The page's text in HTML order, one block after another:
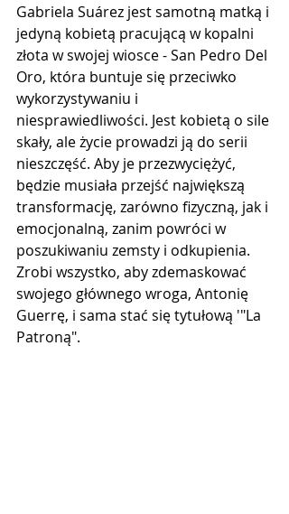
Gabriela Suárez jest samotną matką i
jedyną kobietą pracującą w kopalni
złota w swojej wiosce - San Pedro Del
Oro, która buntuje się przeciwko
wykorzystywaniu i
niesprawiedliwości. Jest kobietą o sile
skały, ale życie prowadzi ją do serii
nieszczęść. Aby je przezwyciężyć,
będzie musiała przejść największą
transformację, zarówno fizyczną, jak i
emocjonalną, zanim powróci w
poszukiwaniu zemsty i odkupienia.
Zrobi wszystko, aby zdemaskować
swojego głównego wroga, Antonię
Guerrę, i sama stać się tytułową '"La
Patroną".